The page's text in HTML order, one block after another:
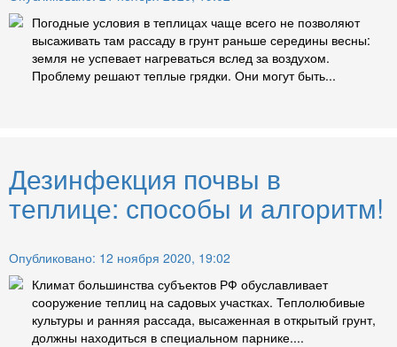
Погодные условия в теплицах чаще всего не позволяют
высаживать там рассаду в грунт раньше середины весны:
земля не успевает нагреваться вслед за воздухом.
Проблему решают теплые грядки. Они могут быть...
Дезинфекция почвы в
теплице: способы и алгоритм!
Опубликовано: 12 ноября 2020, 19:02
Климат большинства субъектов РФ обуславливает
сооружение теплиц на садовых участках. Теплолюбивые
культуры и ранняя рассада, высаженная в открытый грунт,
должны находиться в специальном парнике....